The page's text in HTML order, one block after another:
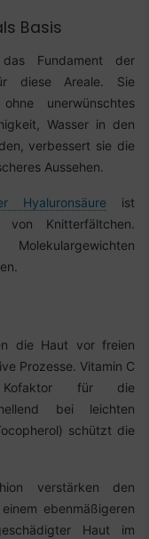
Basis
Fundament der
diese Areale. Sie
unerwünschtes
Wasser in den
verbessert sie die
Aussehen.
Hyaluronsäureist
Knitterfältchen.
die Haut vor freien
Prozesse. Vitamin C
Kofaktor für die
bei leichten
schützt die
verstärken den
ebenmäßigeren
Haut im